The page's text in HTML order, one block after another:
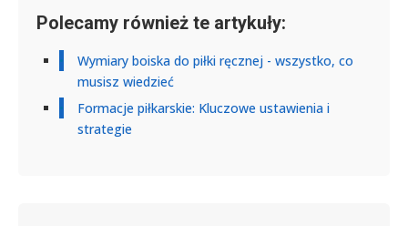
Polecamy również te artykuły:
Wymiary boiska do piłki ręcznej - wszystko, co
musisz wiedzieć
Formacje piłkarskie: Kluczowe ustawienia i
strategie